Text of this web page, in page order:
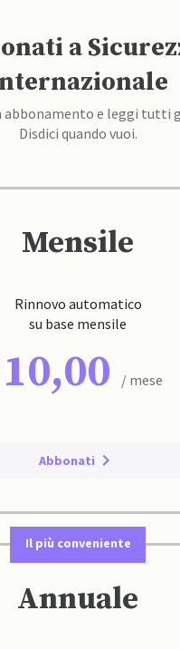
a
abbonamento e leggi tutti
Disdici quando vuoi.
Mensile
Rinnovo automatico
su base mensile
10,00 / mese
Abbonati
Il più conveniente
Annuale